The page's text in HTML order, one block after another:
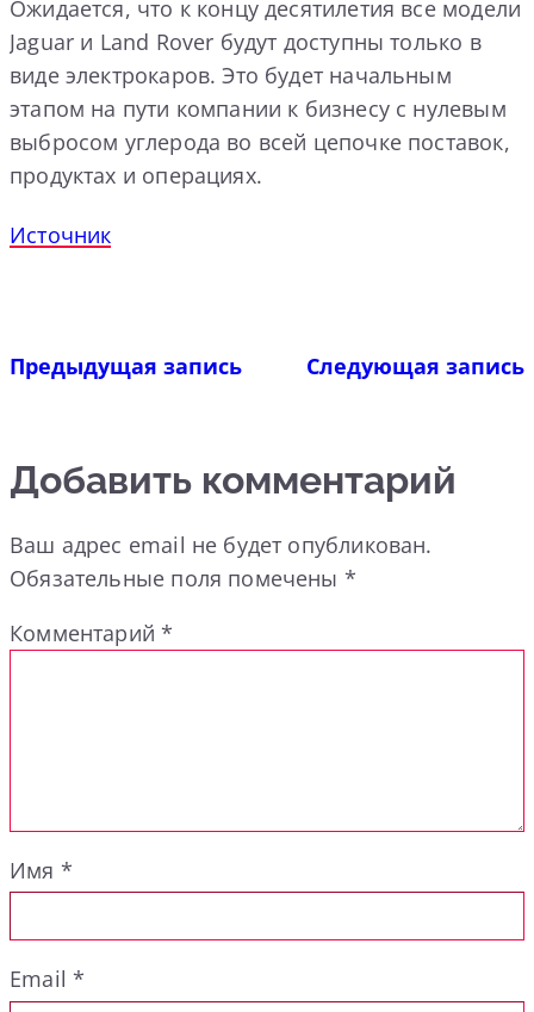
Ожидается, что к концу десятилетия все модели
Jaguar и Land Rover будут доступны только в
виде электрокаров. Это будет начальным
этапом на пути компании к бизнесу с нулевым
выбросом углерода во всей цепочке поставок,
продуктах и ​​операциях.
Источник
Предыдущая запись Следующая запись
Добавить комментарий
Ваш адрес email не будет опубликован.
Обязательные поля помечены *
Комментарий*
Имя *
Email*